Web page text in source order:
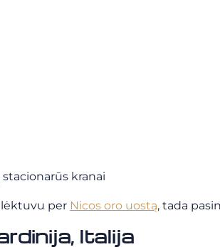
kranai
per Nicos oro uostą, tada
Italija